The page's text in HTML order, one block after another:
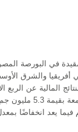
أفريقيا والشرق
حققت الشركة أرباحًا